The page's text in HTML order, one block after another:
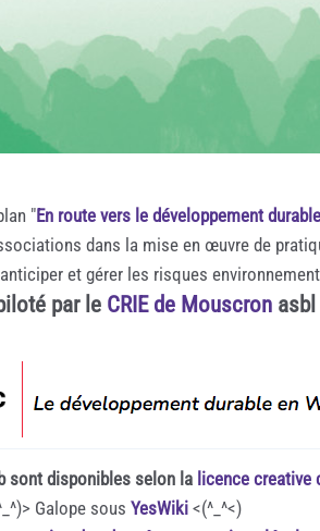
"En route vers le développement durable
dans la mise en œuvre de
et gérer les risques
par le CRIE de Mouscronasbl
sont disponibles selon la licence creative
Galope sous YesWiki<(^_^<)